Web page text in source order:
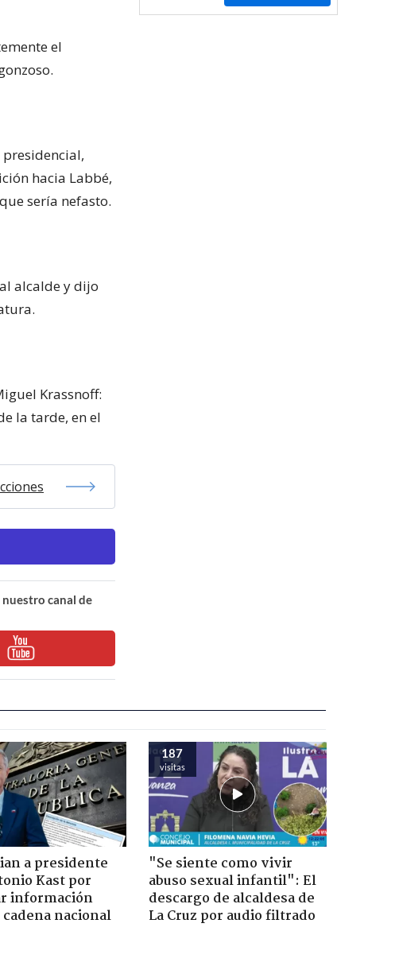
el
hacia Labbé,
sería nefasto.
alcalde y dijo
Krassnoff:
la tarde, en el
canal de
a presidente
Kast por
información
nacional
187
visitas
"Se siente como vivir
abuso sexual infantil": El
descargo de alcaldesa de
La Cruz por audio filtrado